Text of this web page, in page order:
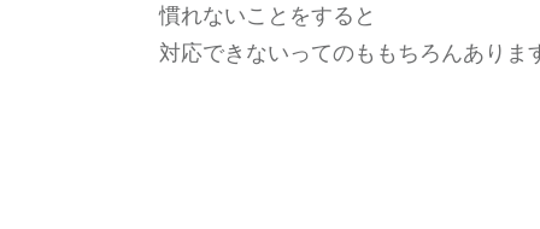
慣れないことをすると
対応できないってのももちろんありま